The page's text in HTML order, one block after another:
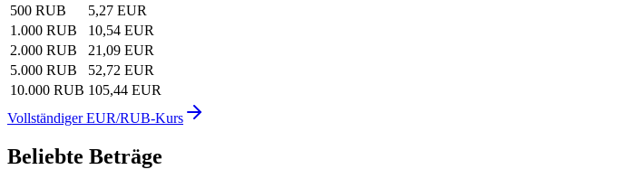
500 RUB
5,27 EUR
1.000 RUB
10,54 EUR
2.000 RUB
21,09 EUR
5.000 RUB
52,72 EUR
10.000 RUB 105,44 EUR
Vollständiger EUR/RUB-Kurs
Beliebte Beträge